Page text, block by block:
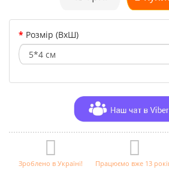
Розмір (ВхШ)
Зроблено в Україні! Працюємо вже 13